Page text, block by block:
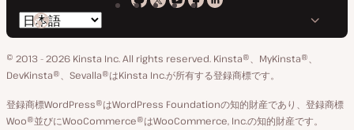
Kinsta
GitHub
Kinsta
X
ア
カ
ウ
Kinsta
YouTube
Kinsta
Facebook
Kinsta
LinkedIn
ペ
ー
ジ
言
語
の
り
© 2013 - 2026 Kinsta Inc. All rights reserved. Kinsta®、MyKinsta®、
DevKinsta®、Sevalla®はKinsta Inc.が所有する登録商標です。
登録商標WordPress®はWordPress Foundationの知的財産であり、登録商標
Woo®並びにWooCommerce®はWooCommerce, Inc.の知的財産です。